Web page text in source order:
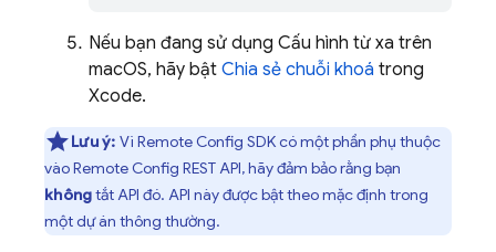
Nếu bạn đang sử dụng Cấu hình từ xa trên
macOS, hãy bật Chia sẻ chuỗi khoá trong
Xcode.
Lưu ý: Vì Remote Config SDK có một phần phụ thuộc
vào Remote Config REST API, hãy đảm bảo rằng bạn
khôngtắt API đó. API này được bật theo mặc định trong
một dự án thông thường.